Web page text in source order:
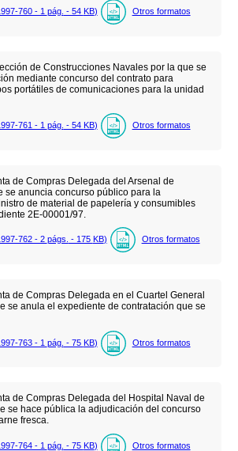
760 - 1 pág. - 54 KB) Otros formatos
de Construcciones Navales por la que se
mediante concurso del contrato para
portátiles de comunicaciones para la unidad
761 - 1 pág. - 54 KB) Otros formatos
de Compras Delegada del Arsenal de
se anuncia concurso público para la
de material de papelería y consumibles
2E-00001/97.
762 - 2 págs. - 175 KB) Otros formatos
de Compras Delegada en el Cuartel General
se anula el expediente de contratación que se
763 - 1 pág. - 75 KB) Otros formatos
de Compras Delegada del Hospital Naval de
se hace pública la adjudicación del concurso
fresca.
764 - 1 pág. - 75 KB) Otros formatos